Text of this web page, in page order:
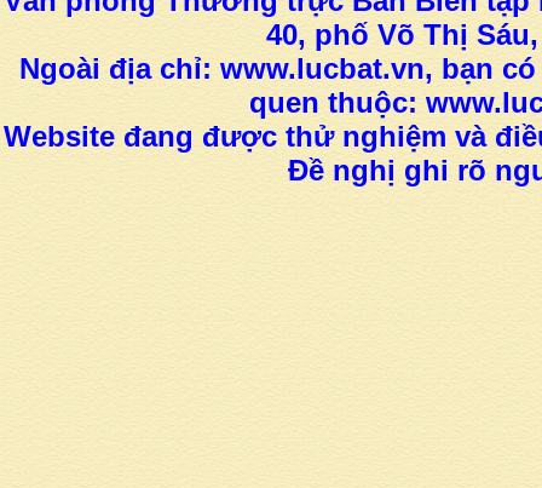
40, phố Võ Thị
Ngoài địa chỉ: www.lucbat.vn, bạn
quen thuộc:
Website đang được thử nghiệm và
Đề nghị ghi rõ